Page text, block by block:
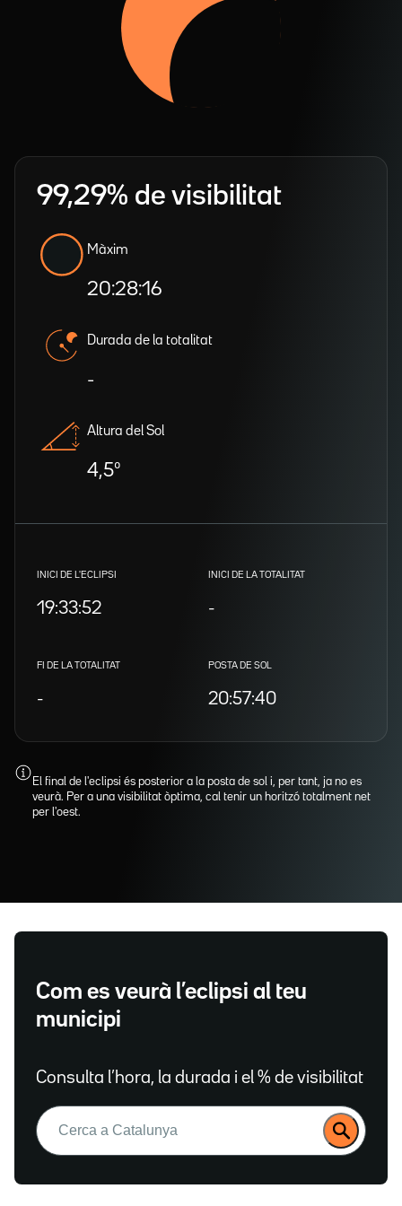
99,29% de visibilitat
Màxim
20:28:16
Durada de la totalitat
-
Altura del Sol
4,5º
INICI DE L'ECLIPSI
19:33:52
INICI DE LA TOTALITAT
-
FI DE LA TOTALITAT
-
POSTA DE SOL
20:57:40
El final de l'eclipsi és posterior a la posta de sol i, per tant, ja no es
veurà. Per a una visibilitat òptima, cal tenir un horitzó totalment net
per l'oest.
Com es veurà l’eclipsi al teu
municipi
Consulta l’hora, la durada i el % de visibilitat
Buscar: